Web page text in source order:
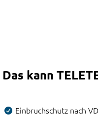
Das kann
Einbruchschutz nach